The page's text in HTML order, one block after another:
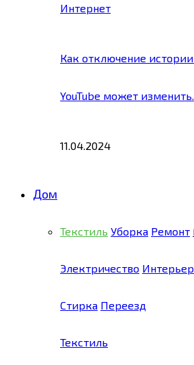
Интернет
Как отключение
YouTube может
11.04.2024
Дом
Текстиль Уборка Ремонт
Электричество Интерьер
Стирка Переезд
Текстиль